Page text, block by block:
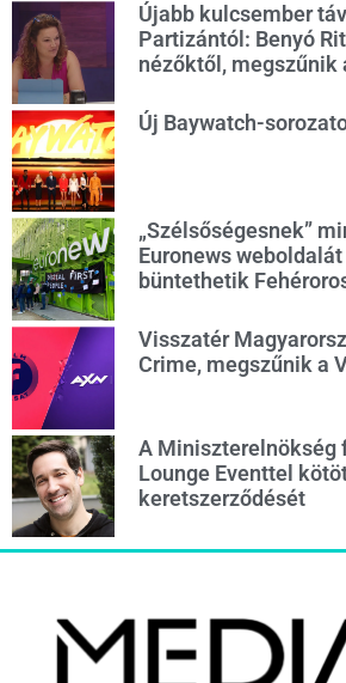
Újabb kulcsember
Partizántól: Benyó
nézőktől, megszűnik
Új Baywatch-
„Szélsőségesnek”
Euronews
büntethetik
Visszatér
Crime, megszűnik a
A Miniszterelnökség
Lounge Eventtel
keretszerződését